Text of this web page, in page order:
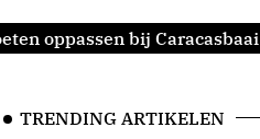
oppassen bij Caracasbaai
TRENDING ARTIKELEN